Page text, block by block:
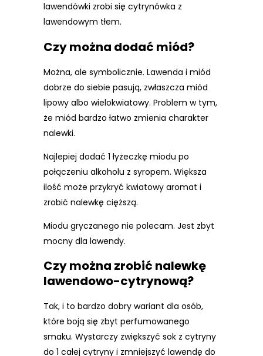
lawendówki zrobi się cytrynówka z
lawendowym tłem.
Czy można dodać miód?
Można, ale symbolicznie. Lawenda i miód
dobrze do siebie pasują, zwłaszcza miód
lipowy albo wielokwiatowy. Problem w tym,
że miód bardzo łatwo zmienia charakter
nalewki.
Najlepiej dodać 1 łyżeczkę miodu po
połączeniu alkoholu z syropem. Większa
ilość może przykryć kwiatowy aromat i
zrobić nalewkę cięższą.
Miodu gryczanego nie polecam. Jest zbyt
mocny dla lawendy.
Czy można zrobić nalewkę
lawendowo-cytrynową?
Tak, i to bardzo dobry wariant dla osób,
które boją się zbyt perfumowanego
smaku. Wystarczy zwiększyć sok z cytryny
do 1 całej cytryny i zmniejszyć lawendę do